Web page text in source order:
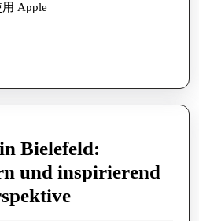
Apple
Bielefeld:
und inspirierend
Räume